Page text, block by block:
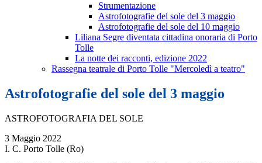
Strumentazione
Astrofotografie del sole del 3 maggio
Astrofotografie del sole del 10 maggio
Liliana Segre diventata cittadina onoraria di Porto
Tolle
La notte dei racconti, edizione 2022
Rassegna teatrale di Porto Tolle "Mercoledì a teatro"
Astrofotografie del sole del 3 maggio
ASTROFOTOGRAFIA DEL SOLE
3 Maggio 2022
I. C. Porto Tolle (Ro)